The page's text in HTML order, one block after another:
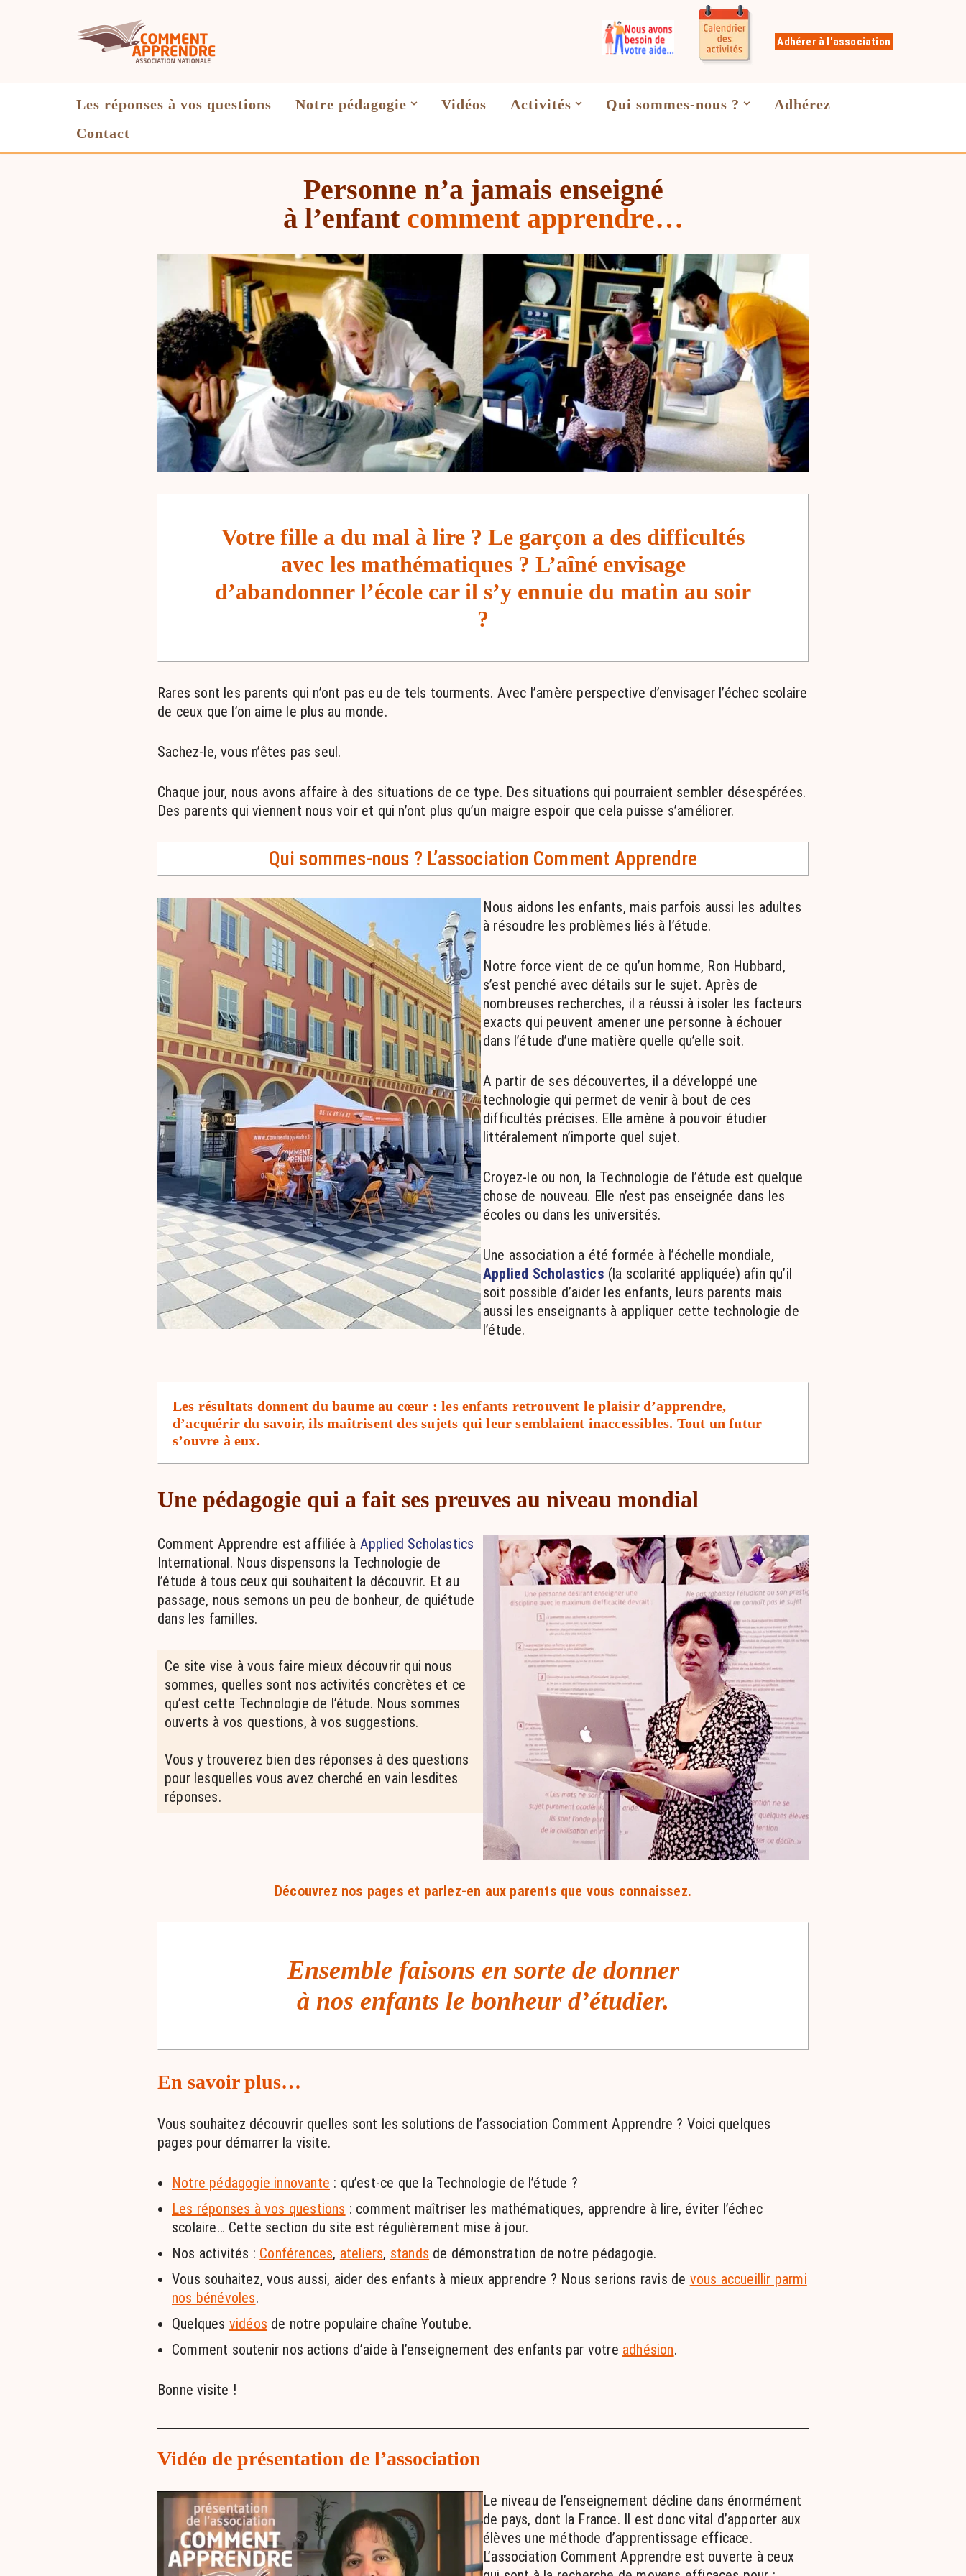
Adhérer à l'association
Les réponses à vos questions Notre pédagogie Vidéos Activités Qui sommes-nous ?
Adhérez
Contact
Personne n’a jamais enseigné
à l’enfantcomment apprendre…
Votre fille a du mal à lire ? Le garçon a des difficultés
avec les mathématiques ? L’aîné envisage
d’abandonner l’école car il s’y ennuie du matin au soir
?
Rares sont les parents qui n’ont pas eu de tels tourments. Avec l’amère perspective d’envisager l’échec scolaire
de ceux que l’on aime le plus au monde.
Sachez-le, vous n’êtes pas seul.
Chaque jour, nous avons affaire à des situations de ce type. Des situations qui pourraient sembler désespérées.
Des parents qui viennent nous voir et qui n’ont plus qu’un maigre espoir que cela puisse s’améliorer.
Qui sommes-nous ? L’association Comment Apprendre
Nous aidons les enfants, mais parfois aussi les adultes
à résoudre les problèmes liés à l’étude.
Notre force vient de ce qu’un homme, Ron Hubbard,
s’est penché avec détails sur le sujet. Après de
nombreuses recherches, il a réussi à isoler les facteurs
exacts qui peuvent amener une personne à échouer
dans l’étude d’une matière quelle qu’elle soit.
A partir de ses découvertes, il a développé une
technologie qui permet de venir à bout de ces
difficultés précises. Elle amène à pouvoir étudier
littéralement n’importe quel sujet.
Croyez-le ou non, la Technologie de l’étude est quelque
chose de nouveau. Elle n’est pas enseignée dans les
écoles ou dans les universités.
Une association a été formée à l’échelle mondiale,
Applied Scholastics (la scolarité appliquée) afin qu’il
soit possible d’aider les enfants, leurs parents mais
aussi les enseignants à appliquer cette technologie de
l’étude.
Les résultats donnent du baume au cœur : les enfants retrouvent le plaisir d’apprendre,
d’acquérir du savoir, ils maîtrisent des sujets qui leur semblaient inaccessibles. Tout un futur
s’ouvre à eux.
Une pédagogie qui a fait ses preuves au niveau mondial
Comment Apprendre est affiliée à Applied Scholastics
International. Nous dispensons la Technologie de
l’étude à tous ceux qui souhaitent la découvrir. Et au
passage, nous semons un peu de bonheur, de quiétude
dans les familles.
Ce site vise à vous faire mieux découvrir qui nous
sommes, quelles sont nos activités concrètes et ce
qu’est cette Technologie de l’étude. Nous sommes
ouverts à vos questions, à vos suggestions.
Vous y trouverez bien des réponses à des questions
pour lesquelles vous avez cherché en vain lesdites
réponses.
Découvrez nos pages et parlez-en aux parents que vous connaissez.
Ensemble faisons en sorte de donner
à nos enfants le bonheur d’étudier.
En savoir plus…
Vous souhaitez découvrir quelles sont les solutions de l’association Comment Apprendre ? Voici quelques
pages pour démarrer la visite.
Notre pédagogie innovante : qu’est-ce que la Technologie de l’étude ?
Les réponses à vos questions : comment maîtriser les mathématiques, apprendre à lire, éviter l’échec
scolaire… Cette section du site est régulièrement mise à jour.
Nos activités : Conférences, ateliers, stands de démonstration de notre pédagogie.
Vous souhaitez, vous aussi, aider des enfants à mieux apprendre ? Nous serions ravis de vous accueillir parmi
nos bénévoles.
Quelques vidéos de notre populaire chaîne Youtube.
Comment soutenir nos actions d’aide à l’enseignement des enfants par votre adhésion.
Bonne visite !
Vidéo de présentation de l’association
Le niveau de l’enseignement décline dans énormément
de pays, dont la France. Il est donc vital d’apporter aux
élèves une méthode d’apprentissage efficace.
L’association Comment Apprendre est ouverte à ceux